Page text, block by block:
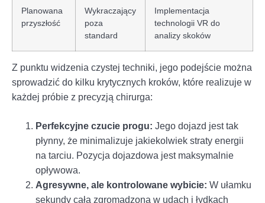
Planowana
przyszłość
Wykraczający
poza
standard
Implementacja
technologii VR do
analizy skoków
Z punktu widzenia czystej techniki, jego podejście można
sprowadzić do kilku krytycznych kroków, które realizuje w
każdej próbie z precyzją chirurga:
Perfekcyjne czucie progu: Jego dojazd jest tak
płynny, że minimalizuje jakiekolwiek straty energii
na tarciu. Pozycja dojazdowa jest maksymalnie
opływowa.
Agresywne, ale kontrolowane wybicie: W ułamku
sekundy cała zgromadzona w udach i łydkach